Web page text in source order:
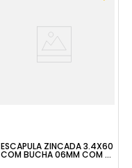
ESCÁPULA ZINCADA 3.4X60
COM BUCHA 06MM COM 4